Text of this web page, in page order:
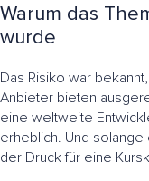
Warum das
wurde
Das Risiko war
Anbieter bieten
eine weltweite
erheblich. Und
der Druck für eine